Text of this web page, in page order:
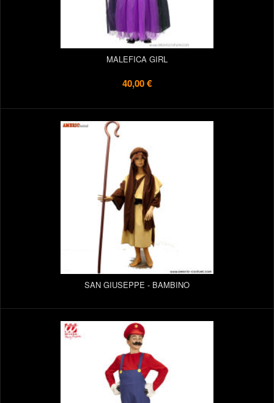
MALEFICA GIRL
40,00 €
SAN GIUSEPPE - BAMBINO